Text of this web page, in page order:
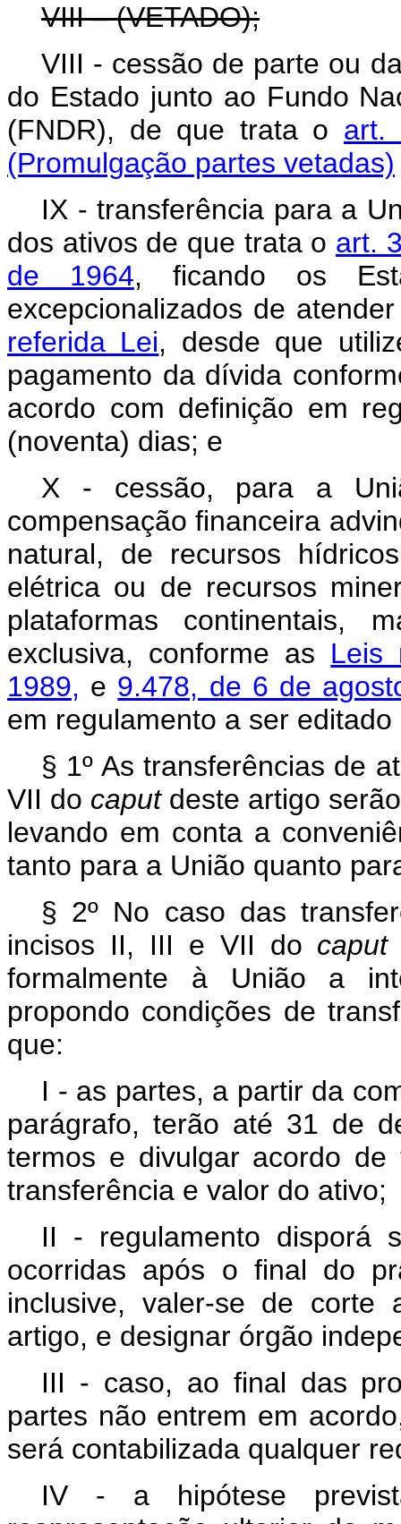
VIII – (VETADO);
VIII - cessão de parte ou
do Estado junto ao Fundo
(FNDR), de que trata o art.
(Promulgação partes vetadas)
IX - transferência para a
dos ativos de que trata o art.
de 1964, ficando os
excepcionalizados de
referida Lei, desde que
pagamento da dívida
acordo com definição em
(noventa) dias; e
X - cessão, para a
compensação financeira
natural, de recursos
elétrica ou de recursos
plataformas continentais,
exclusiva, conforme as Leis
1989, e 9.478, de 6 de
em regulamento a ser
§ 1º As transferências de
VII do caputdeste artigo
levando em conta a
tanto para a União quanto
§ 2º No caso das
incisos II, III e VII do caput
formalmente à União a
propondo condições de
que:
I - as partes, a partir da
parágrafo, terão até 31 de
termos e divulgar acordo de
transferência e valor do ativo;
II - regulamento disporá
ocorridas após o final do
inclusive, valer-se de
artigo, e designar órgão
III - caso, ao final das
partes não entrem em
será contabilizada qualquer
IV - a hipótese